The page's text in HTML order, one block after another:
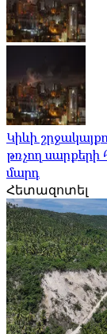
Կիևի
թռչող սարքերի
մարդ
Հետազոտել